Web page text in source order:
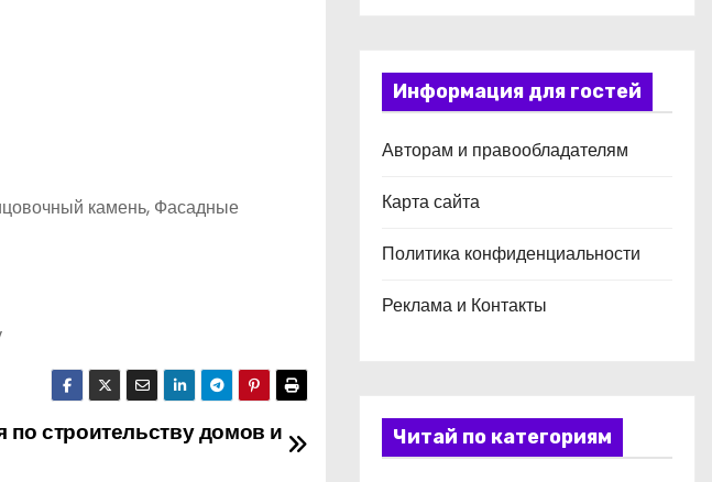
камень, Фасадные
строительству домов и
Информация для гостей
Авторам и правообладателям
Карта сайта
Политика конфиденциальности
Реклама и Контакты
Читай по категориям